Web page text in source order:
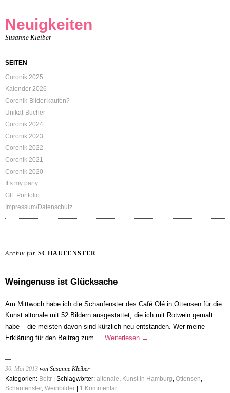
Neuigkeiten
Susanne Kleiber
SEITEN
Coronik 2025
Kalender 2026
Coronik-Bilder kaufen?
Unikat-Bücher
Coronik 2024
Coronik 2023
Coronik 2022
Coronik 2021
Coronik 2020
It’s my party …
GIF Portfolio
Impressum/Datenschutz
Archiv fürSCHAUFENSTER
Weingenuss ist Glücksache
Am Mittwoch habe ich die Schaufenster des Café Olé in Ottensen für die
Kunst altonale mit 52 Bildern ausgestattet, die ich mit Rotwein gemalt
habe – die meisten davon sind kürzlich neu entstanden. Wer meine
Erklärung für den Beitrag zum … Weiterlesen →
30. Mai 2013 von Susanne Kleiber
Kategorien: Beitr | Schlagwörter: altonale, Kunst in Hamburg, Ottensen,
Schaufenster, Weinbilder 1 Kommentar